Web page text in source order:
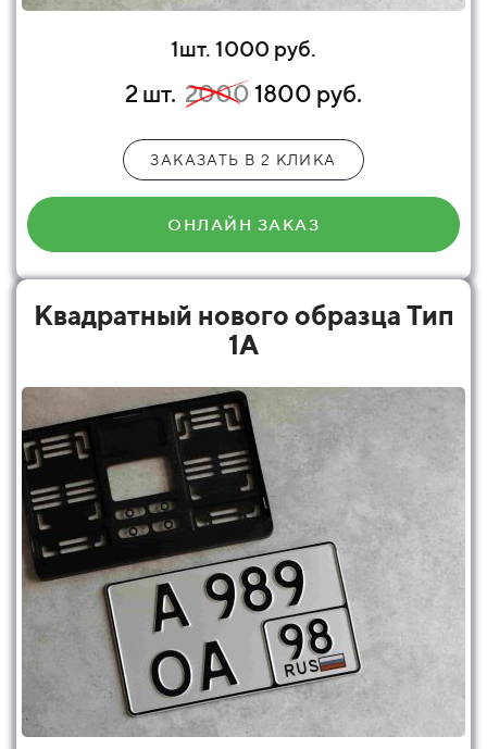
1шт. 1000 руб.
2 шт. 20001800 руб.
ЗАКАЗАТЬ В 2 КЛИКА
ОНЛАЙН ЗАКАЗ
Квадратный нового образца Тип
1А